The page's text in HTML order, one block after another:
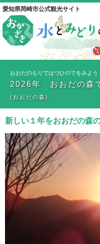
愛知県岡崎市公式観光サイト
おおだのもりではつひのでをみよう
2026年 おおだの森
(おおだの森)
新しい１年をおおだの森